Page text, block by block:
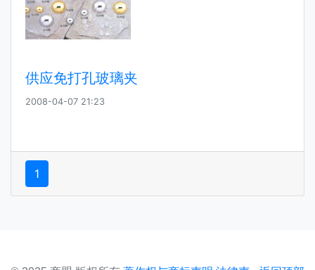
供应免打孔玻璃夹
2008-04-07 21:23
1